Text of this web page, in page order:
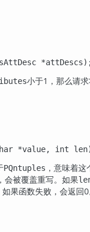
小于1，那么请
*value, int
PQntuples ，意味着
会被覆盖重写。如果
果函数失败，会返回0